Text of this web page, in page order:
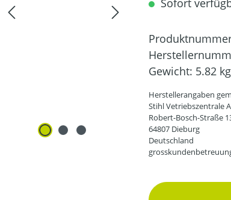
Sofort
Gewicht: 5.82 kg
Herstellerangaben
Stihl Vetriebszentrale
Robert-Bosch-Straße
64807 Dieburg
Deutschland